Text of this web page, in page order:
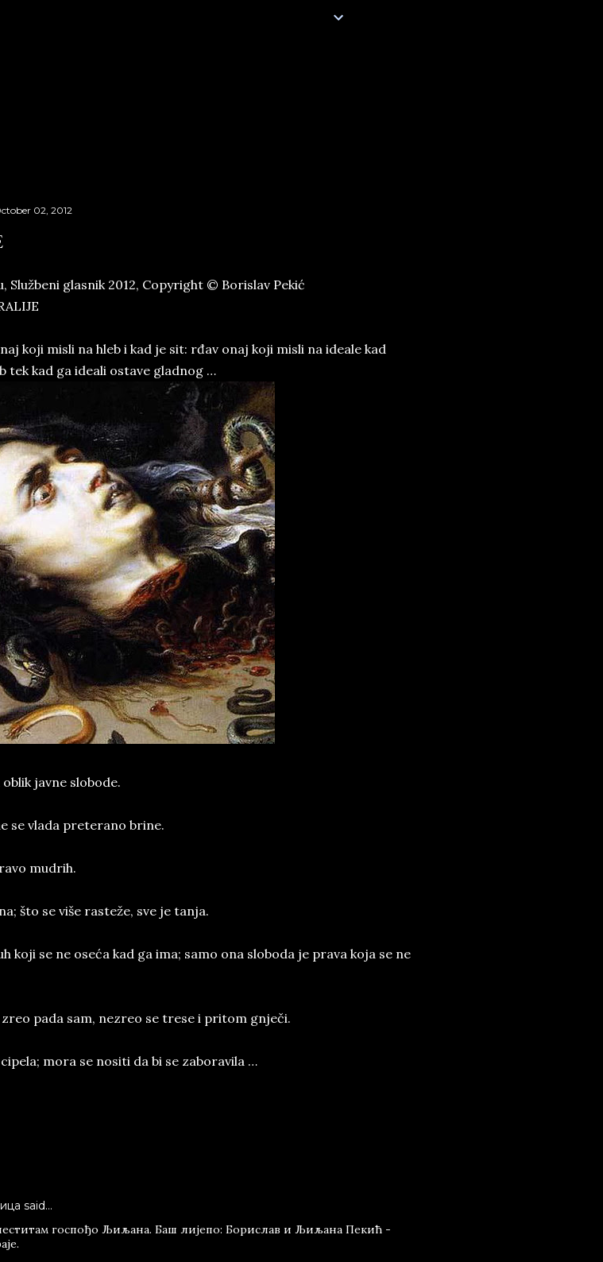
02, 2012
Službeni glasnik 2012, Copyright © Borislav Pekić
koji misli na hleb i kad je sit: rđav onaj koji misli na ideale kad
tek kad ga ideali ostave gladnog …
javne slobode.
se vlada preterano brine.
mudrih.
što se više rasteže, sve je tanja.
koji se ne oseća kad ga ima; samo ona sloboda je prava koja se ne
zreo pada sam, nezreo se trese i pritom gnječi.
mora se nositi da bi se zaboravila …
said…
госпођо Љиљана. Баш лијепо: Борислав и Љиљана Пекић -